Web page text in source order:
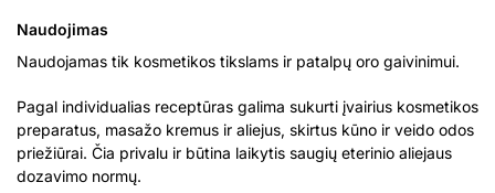
Naudojimas
Naudojamas tik kosmetikos tikslams ir patalpų oro gaivinimui.
Pagal individualias receptūras galima sukurti įvairius kosmetikos
preparatus, masažo kremus ir aliejus, skirtus kūno ir veido odos
priežiūrai. Čia privalu ir būtina laikytis saugių eterinio aliejaus
dozavimo normų.